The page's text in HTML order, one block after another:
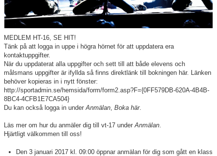
Om oss
Dansbutik
Folkets Fredag/Lördag
Kontakt
Vanliga frågor
Blogg
MEDLEM HT-16, SE HIT!
Tänk på att logga in uppe i högra hörnet för att uppdatera era
kontaktuppgifter.
När du uppdaterat alla uppgifter och sett till att både elevens och
målsmans uppgifter är ifyllda så finns direktlänk till bokningen här. Länken
behöver kopieras in i nytt fönster:
http://sportadmin.se/hemsida/form/form2.asp?F={0FF579DB-620A-4B4B-
8BC4-4CFB1E7CA504}
Du kan också logga in under Anmälan Boka här.
Läs mer om hur du anmäler dig till vt-17 under Anmälan
Hjärtligt välkommen till oss!
Den 3 januari 2017 kl. 09:00 öppnar anmälan för dig som gått en klass